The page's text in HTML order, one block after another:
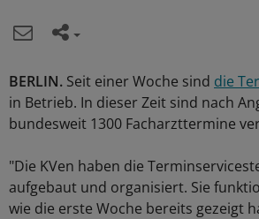
BERLIN. Seit einer Woche sind die
in Betrieb. In dieser Zeit sind nach
bundesweit 1300 Facharzttermine
"Die KVen haben die
aufgebaut und organisiert. Sie
wie die erste Woche bereits gezeigt